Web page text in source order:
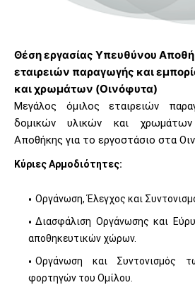
Θέση εργασίας Υπευθύνου
εταιρειών παραγωγής και
και χρωμάτων (Οινόφυτα)
Μεγάλος όμιλος εταιρειών
δομικών υλικών και
Αποθήκης για το εργοστάσιο στα
Κύριες Αρμοδιότητες:
Οργάνωση, Έλεγχος και
Διασφάλιση Οργάνωσης και
αποθηκευτικών χώρων.
Οργάνωση και Συντονισμός
φορτηγών του Ομίλου.